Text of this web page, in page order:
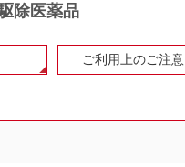
除医薬品
ご利用上のご注意